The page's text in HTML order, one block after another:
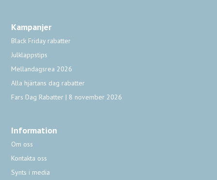
Kampanjer
Black Friday rabatter
Julklappstips
Mellandagsrea 2026
Alla hjärtans dag rabatter
Fars Dag Rabatter | 8 november 2026
Information
Om oss
Kontakta oss
Synts i media